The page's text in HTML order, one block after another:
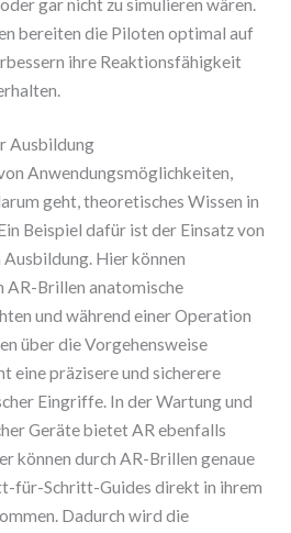
gar nicht zu simulieren wären.
bereiten die Piloten optimal auf
ihre Reaktionsfähigkeit
Ausbildung
Anwendungsmöglichkeiten,
geht, theoretisches Wissen in
Beispiel dafür ist der Einsatz von
Hier können
AR-Brillen anatomische
und während einer Operation
über die Vorgehensweise
eine präzisere und sicherere
Eingriffe. In der Wartung und
Geräte bietet AR ebenfalls
können durch AR-Brillen genaue
für-Schritt-Guides direkt in ihrem
Dadurch wird die